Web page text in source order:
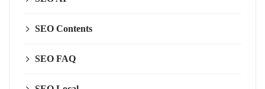
SEO Contents
SEO FAQ